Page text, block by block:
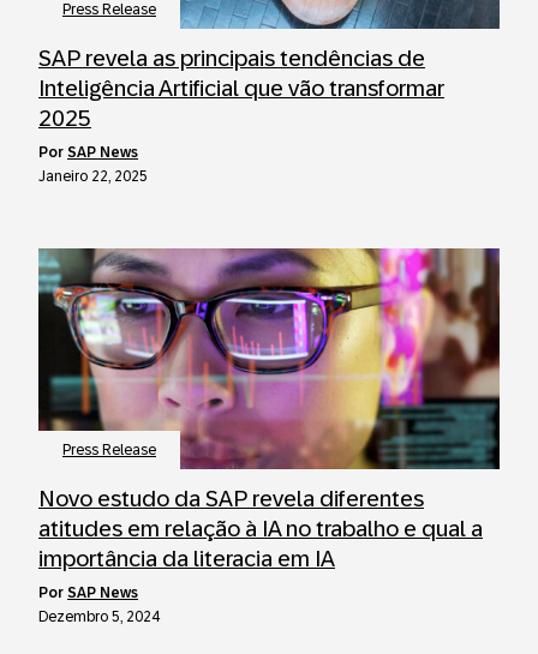
Press Release
SAP revela as principais tendências de
Inteligência Artificial que vão transformar
2025
por SAP News
Janeiro 22, 2025
Press Release
Novo estudo da SAP revela diferentes
atitudes em relação à IA no trabalho e qual a
importância da literacia em IA
por SAP News
Dezembro 5, 2024